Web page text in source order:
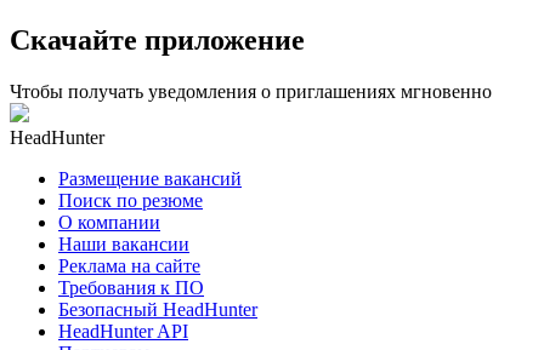
Скачайте приложение
Чтобы получать уведомления о приглашениях мгновенно
HeadHunter
Размещение вакансий
Поиск по резюме
О компании
Наши вакансии
Реклама на сайте
Требования к ПО
Безопасный HeadHunter
HeadHunter API